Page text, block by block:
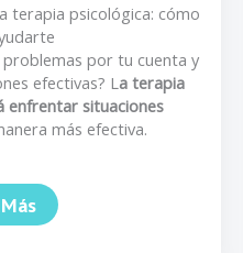
terapia psicológica: cómo
por tu cuenta y
efectivas? L a terapia
enfrentar situaciones
más efectiva.